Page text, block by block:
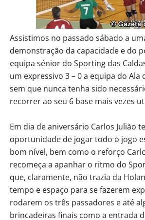
Assistimos no passado sábado a
demonstração da capacidade e do
equipa sénior do Sporting das
um expressivo 3 – 0 a equipa do Ala
sem que nunca tenha sido
recorrer ao seu 6 base mais vezes
Em dia de aniversário Carlos Julião
oportunidade de jogar todo o jogo
bom nível, bem como o reforço
recomeça a apanhar o ritmo do
que, claramente, não trazia da
tempo e espaço para se fazerem
rodarem os três passadores e até
brincadeiras finais como a entrada